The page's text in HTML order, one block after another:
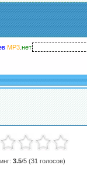
MP3 нет
3.5/5 (31 голосов)